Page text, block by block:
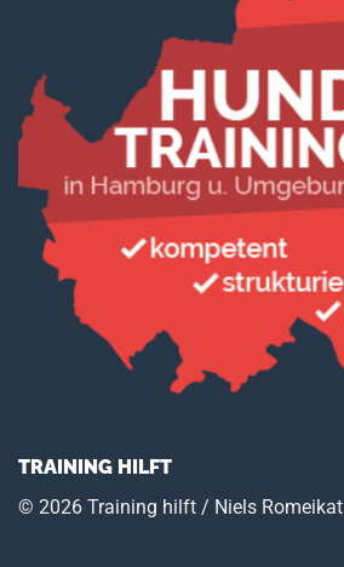
TRAINING HILFT
© 2026 Training hilft / Niels Romeikat